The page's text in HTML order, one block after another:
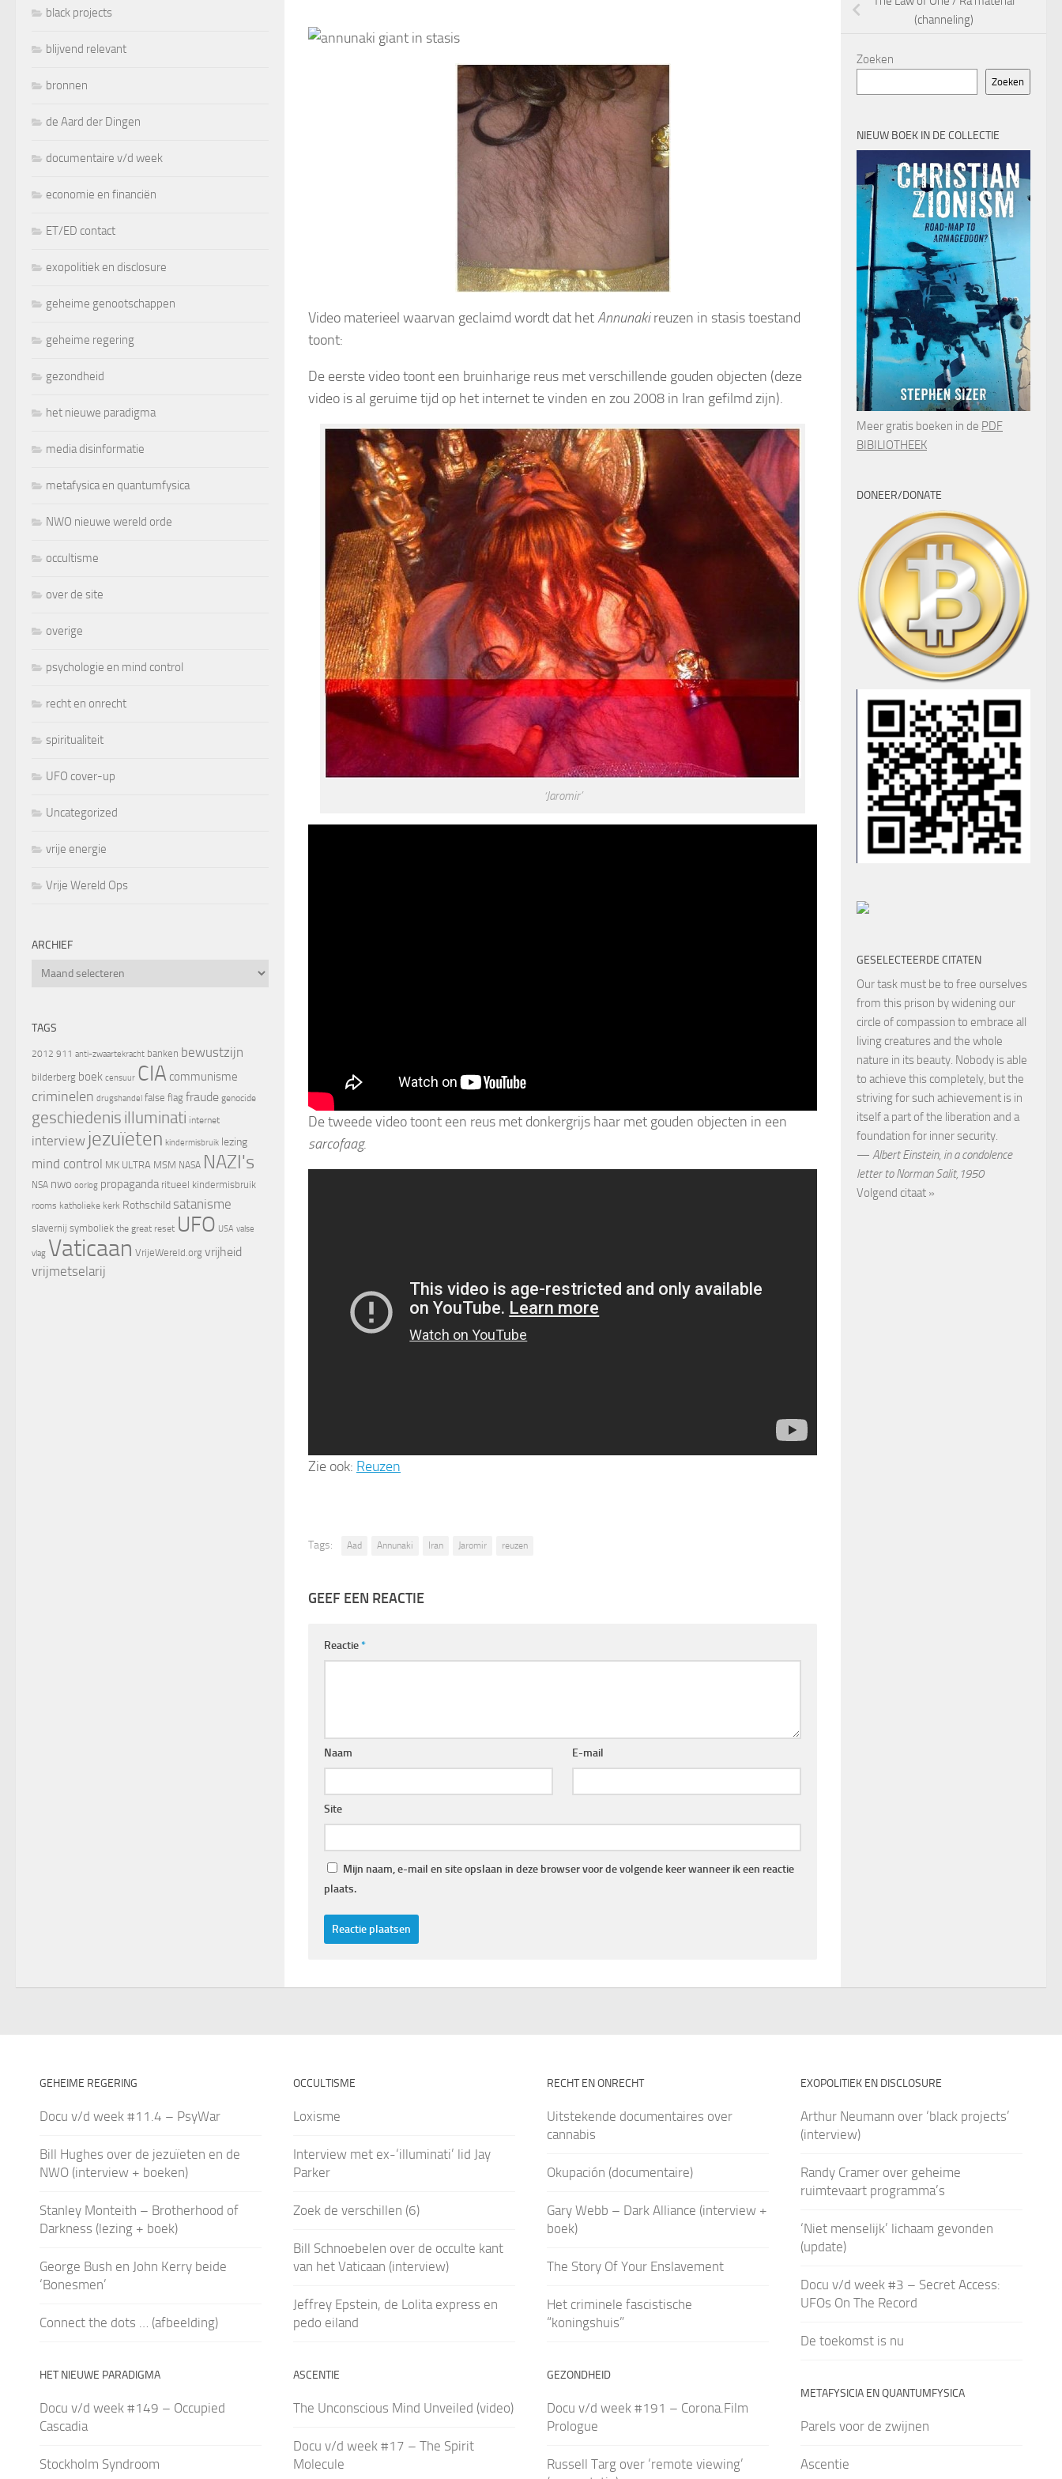
Video materieel waarvan geclaimd wordt dat hetAnnunakireuzen in stasis toestand
toont:
De eerste video toont een bruinharige reus met verschillende gouden objecten (deze
video is al geruime tijd op het internet te vinden en zou 2008 in Iran gefilmd zijn).
‘Jaromir’
De tweede video toont een reus met donkergrijs haar met gouden objecten in een
sarcofaag.
Zie ook: Reuzen
Tags: Aad Annunaki Iran Jaromir reuzen
GEEF EEN REACTIE
Reactie*
Naam E-mail
Site
Mijn naam, e-mail en site opslaan in deze browser voor de volgende keer wanneer ik een reactie
plaats.
black projects
blijvend relevant
bronnen
de Aard der Dingen
documentaire v/d week
economie en financiën
ET/ED contact
exopolitiek en disclosure
geheime genootschappen
geheime regering
gezondheid
het nieuwe paradigma
media disinformatie
metafysica en quantumfysica
NWO nieuwe wereld orde
occultisme
over de site
overige
psychologie en mind control
recht en onrecht
spiritualiteit
UFO cover-up
Uncategorized
vrije energie
Vrije Wereld Ops
ARCHIEF
Archief
TAGS
2012 911 anti-zwaartekracht banken bewustzijn
bilderberg boek censuur CIA communisme
criminelen drugshandel false flag fraude genocide
geschiedenis illuminati internet
interview jezuïeten kindermisbruik lezing
mind control MK ULTRA MSM NASA NAZI's
NSA nwo oorlog propaganda ritueel kindermisbruik
rooms katholieke kerk Rothschild satanisme
slavernij symboliek the great reset UFO USA valse
vlag Vaticaan VrijeWereld.org vrijheid
vrijmetselarij
(channeling)
Zoeken
Zoeken
NIEUW BOEK IN DE COLLECTIE
Meer gratis boeken in de PDF
BIBILIOTHEEK
DONEER/DONATE
GESELECTEERDE CITATEN
Our task must be to free ourselves
from this prison by widening our
circle of compassion to embrace all
living creatures and the whole
nature in its beauty. Nobody is able
to achieve this completely, but the
striving for such achievement is in
itself a part of the liberation and a
foundation for inner security.
— Albert Einstein, in a condolence
letter to Norman Salit,1950
Volgend citaat »
GEHEIME REGERING
Docu v/d week #11.4 – PsyWar
Bill Hughes over de jezuïeten en de
NWO (interview + boeken)
Stanley Monteith – Brotherhood of
Darkness (lezing + boek)
George Bush en John Kerry beide
‘Bonesmen’
Connect the dots … (afbeelding)
HET NIEUWE PARADIGMA
Docu v/d week #149 – Occupied
Cascadia
Stockholm Syndroom
OCCULTISME
Loxisme
Interview met ex-‘illuminati’ lid Jay
Parker
Zoek de verschillen (6)
Bill Schnoebelen over de occulte kant
van het Vaticaan (interview)
Jeffrey Epstein, de Lolita express en
pedo eiland
ASCENTIE
The Unconscious Mind Unveiled (video)
Docu v/d week #17 – The Spirit
Molecule
RECHT EN ONRECHT
Uitstekende documentaires over
cannabis
Okupación (documentaire)
Gary Webb – Dark Alliance (interview +
boek)
The Story Of Your Enslavement
Het criminele fascistische
“koningshuis”
GEZONDHEID
Docu v/d week #191 – Corona.Film
Prologue
Russell Targ over ‘remote viewing’
EXOPOLITIEK EN DISCLOSURE
Arthur Neumann over ‘black projects’
(interview)
Randy Cramer over geheime
ruimtevaart programma’s
‘Niet menselijk’ lichaam gevonden
(update)
Docu v/d week #3 – Secret Access:
UFOs On The Record
De toekomst is nu
METAFYSICIA EN QUANTUMFYSICA
Parels voor de zwijnen
Ascentie